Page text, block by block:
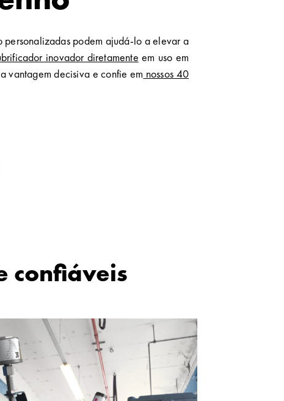
personalizadas podem ajudá-lo a elevar a
inovador diretamente em uso em
vantagem decisiva e confie em nossos 40
confiáveis